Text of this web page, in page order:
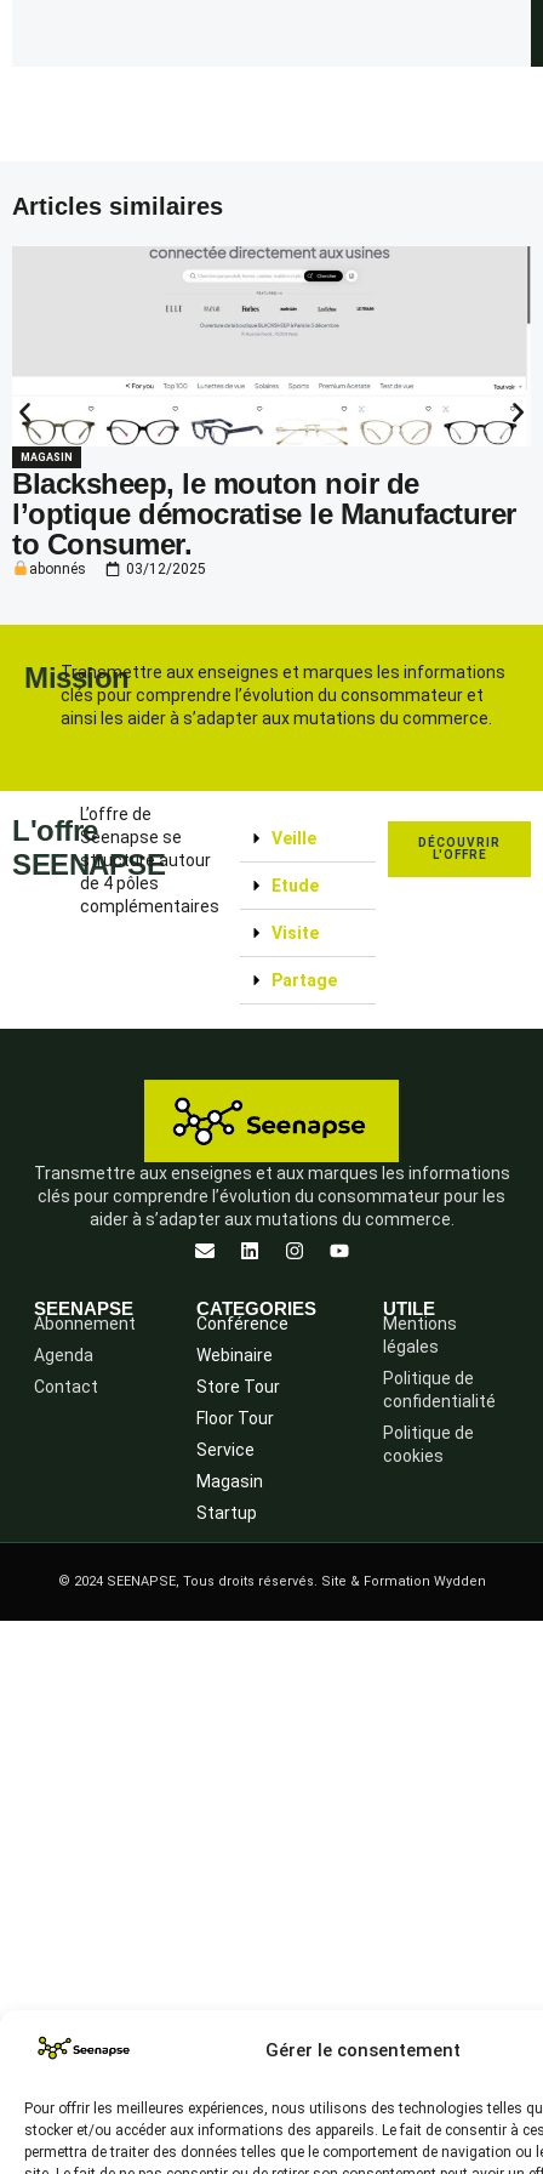
Gérer le consentement
Pour offrir les meilleures expériences, nous utilisons des technologies telles
stocker et/ou accéder aux informations des appareils. Le fait de consentir à
permettra de traiter des données telles que le comportement de navigation ou
Articles similaires
MAGASIN
Blacksheep, le mouton noir de
l’optique démocratise le Manufacturer
to Consumer.
abonnés 03/12/2025
Mission
Transmettre aux enseignes et marques les informations
clés pour comprendre l’évolution du consommateur et
ainsi les aider à s’adapter aux mutations du commerce.
L'offre
SEENAPSE
L’offre de
Seenapse se
structure autour
de 4 pôles
complémentaires
Veille
Etude
Visite
Partage
DÉCOUVRIR
L'OFFRE
Transmettre aux enseignes et aux marques les informations
clés pour comprendre l’évolution du consommateur pour les
aider à s’adapter aux mutations du commerce.
SEENAPSE
Abonnement
Agenda
Contact
CATEGORIES
Conférence
Webinaire
Store Tour
Floor Tour
Service
Magasin
Startup
UTILE
Mentions
légales
Politique de
confidentialité
Politique de
cookies
© 2024 SEENAPSE, Tous droits réservés. Site & Formation Wydden